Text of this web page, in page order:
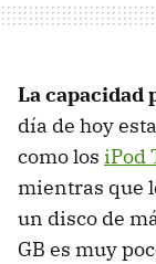
La capacidad
día de hoy
como los iPod
mientras que
un disco de
GB es muy